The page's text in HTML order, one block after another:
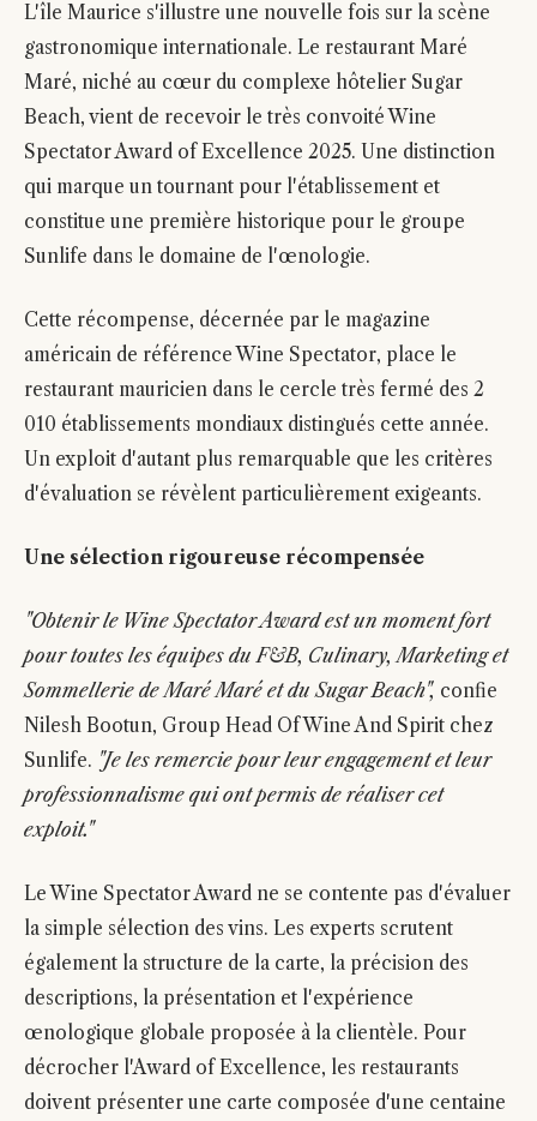
L'île Maurice s'illustre une nouvelle fois sur la scène
gastronomique internationale. Le restaurant Maré
Maré, niché au cœur du complexe hôtelier Sugar
Beach, vient de recevoir le très convoité Wine
Spectator Award of Excellence 2025. Une distinction
qui marque un tournant pour l'établissement et
constitue une première historique pour le groupe
Sunlife dans le domaine de l'œnologie.
Cette récompense, décernée par le magazine
américain de référence Wine Spectator, place le
restaurant mauricien dans le cercle très fermé des 2
010 établissements mondiaux distingués cette année.
Un exploit d'autant plus remarquable que les critères
d'évaluation se révèlent particulièrement exigeants.
Une sélection rigoureuse récompensée
"Obtenir le Wine Spectator Award est un moment fort
pour toutes les équipes du F&B, Culinary, Marketing et
Sommellerie de Maré Maré et du Sugar Beach", confie
Nilesh Bootun, Group Head Of Wine And Spirit chez
Sunlife. "Je les remercie pour leur engagement et leur
professionnalisme qui ont permis de réaliser cet
exploit."
Le Wine Spectator Award ne se contente pas d'évaluer
la simple sélection des vins. Les experts scrutent
également la structure de la carte, la précision des
descriptions, la présentation et l'expérience
œnologique globale proposée à la clientèle. Pour
décrocher l'Award of Excellence, les restaurants
doivent présenter une carte composée d'une centaine